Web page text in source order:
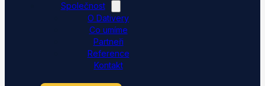
Společnost
O Dativery
Co umíme
Partneři
Reference
Kontakt